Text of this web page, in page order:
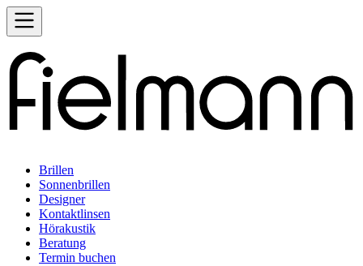
Brillen
Sonnenbrillen
Designer
Kontaktlinsen
Hörakustik
Beratung
Termin buchen